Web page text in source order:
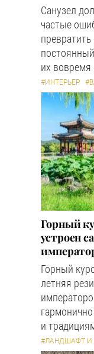
Санузел
частые
их вовремя
#ИНТЕРЬЕР
Горный
устроен
Горный
летняя
и
#ЛАНДШАФТ И